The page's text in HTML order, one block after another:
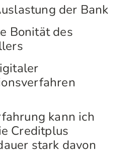
der Bank
Bonität des
kann ich
Creditplus
stark davon